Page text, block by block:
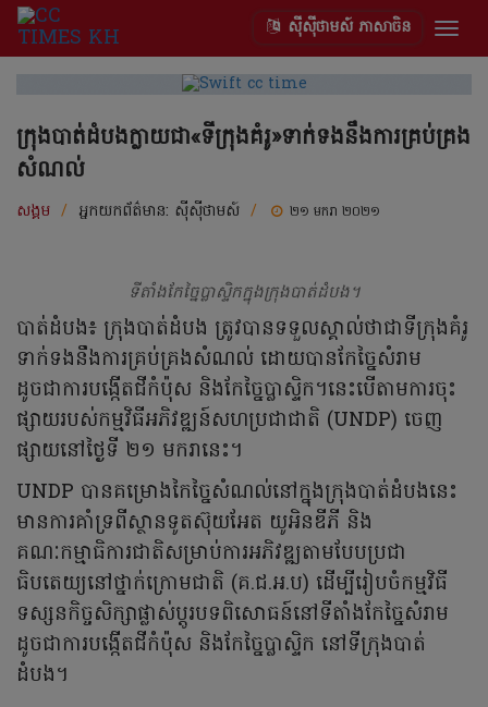
ស៊ីស៊ីថាមស៍ ភាសាចិន
ក្រុងបាត់ដំបងក្លាយជា«ទីក្រុងគំរូ»ទាក់ទងនឹងការគ្រប់គ្រង
សំណល់
សង្គម / អ្នកយកព័ត៌មាន: ស៊ីស៊ីថាមស៍ / ២១ មករា ២០២១
ទីតាំងកែច្នៃប្លាស្ទិកក្នុងក្រុងបាត់ដំបង។
បាត់ដំបង៖ ក្រុងបាត់ដំបង ត្រូវបានទទួលស្គាល់ថាជាទីក្រុងគំរូ
ទាក់ទងនឹងការគ្រប់គ្រងសំណល់ ដោយបានកែច្នៃសំរាម
ដូចជាការបង្កើតជីកំប៉ុស និងកែច្នៃប្លាស្ទិក។នេះបើតាមការចុះ
ផ្សាយរបស់កម្មវិធី​អភិវឌ្ឍន៍​សហប្រជាជាតិ (UNDP) ចេញ
ផ្សាយនៅថ្ងៃទី ២១ មករានេះ។
UNDP បានគម្រោងកៃច្នៃសំណល់នៅក្នុងក្រុងបាត់ដំបងនេះ
មានការគាំទ្រពីស្ថានទូតស៊ុយអែត យូអិនឌីភី និង
គណៈកម្មាធិការជាតិសម្រាប់ការអភិវឌ្ឍតាមបែបប្រជា
ធិបតេយ្យនៅថ្នាក់ក្រោមជាតិ (គ.ជ.អ.ប) ដើម្បីរៀបចំកម្មវិធី
ទស្សនកិច្ចសិក្សាផ្លាស់ប្តូរបទពិសោធន៍នៅទីតាំងកែច្នៃសំរាម
ដូចជាការបង្កើតជីកំប៉ុស និងកែច្នៃប្លាស្ទិក នៅទីក្រុងបាត់
ដំបង។